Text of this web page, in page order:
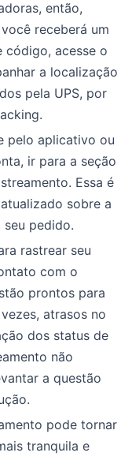
então,
receberá um
código, acesse o
a localização
pela UPS, por
pelo aplicativo ou
ir para a seção
Essa é
sobre a
pedido.
rastrear seu
com o
prontos para
atrasos no
dos status de
não
a questão
pode tornar
tranquila e